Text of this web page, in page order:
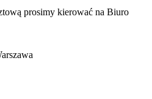
prosimy kierować na Biuro